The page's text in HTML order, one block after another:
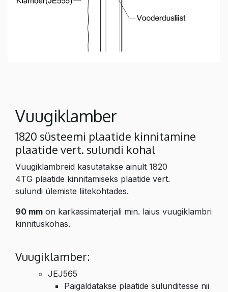
Vuugiklamber
1820 süsteemi plaatide kinnitamine
plaatide vert. sulundi kohal
Vuugiklambreid kasutatakse ainult 1820
4TG plaatide kinnitamiseks plaatide vert.
sulundi ülemiste liitekohtades.
90 mm on karkassimaterjali min. laius vuugiklambri
kinnituskohas.
Vuugiklamber:
JEJ565
Paigaldatakse plaatide sulunditesse nii